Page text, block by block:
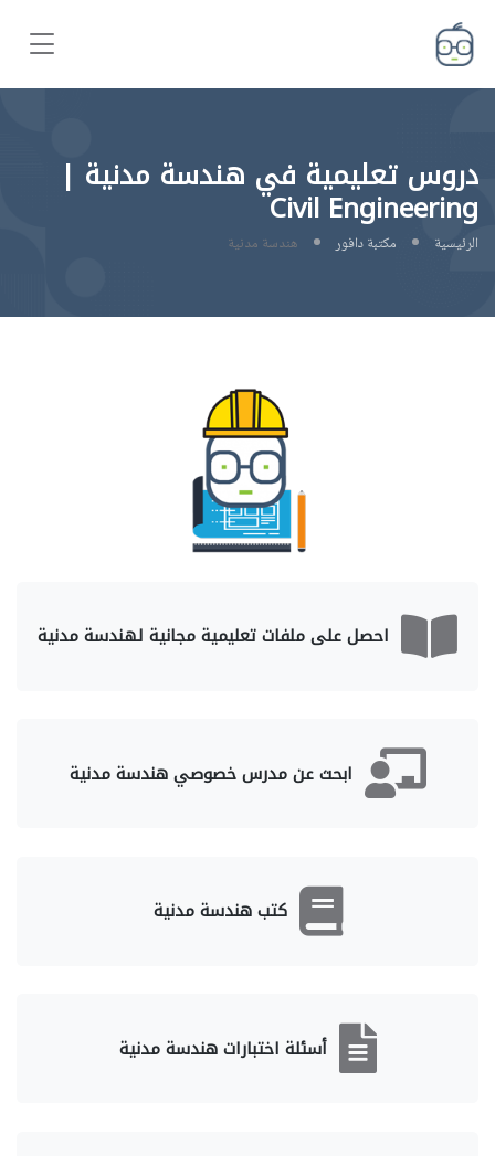
دروس تعليمية في هندسة مدنية |
Civil Engineering
الرئيسية مكتبة دافور هندسة مدنية
احصل على ملفات تعليمية مجانية لهندسة مدنية
ابحث عن مدرس خصوصي هندسة مدنية
كتب هندسة مدنية
أسئلة اختبارات هندسة مدنية